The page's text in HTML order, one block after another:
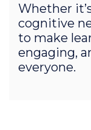
Whether
cognitive
to make
engaging,
everyone.